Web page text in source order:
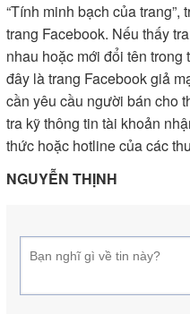
“Tính minh bạch của
trang Facebook. Nếu thấy
nhau hoặc mới đổi tên
đây là trang Facebook giả
cần yêu cầu người bán cho
tra kỹ thông tin tài khoản
thức hoặc hotline của các
NGUYỄN THỊNH